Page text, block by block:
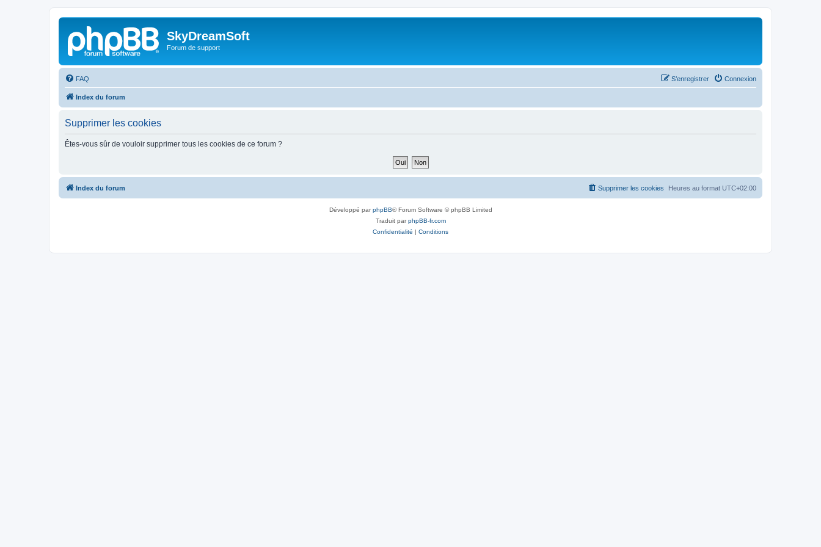
SkyDreamSoft
Forum de support
FAQ Connexion
S’enregistrer
Index du forum
Supprimer les cookies
Êtes-vous sûr de vouloir supprimer tous les cookies de ce forum ?
Index du forum Heures au format UTC+02:00
Supprimer les cookies
Développé parphpBB® Forum Software © phpBB Limited
Traduit parphpBB-fr.com
Confidentialité | Conditions